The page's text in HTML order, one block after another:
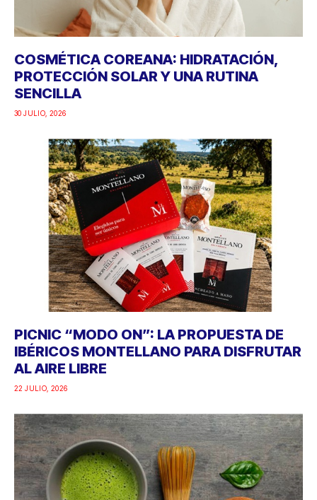
COSMÉTICA COREANA: HIDRATACIÓN,
PROTECCIÓN SOLAR Y UNA RUTINA
SENCILLA
30 JULIO, 2026
PICNIC “MODO ON”: LA PROPUESTA DE
IBÉRICOS MONTELLANO PARA DISFRUTAR
AL AIRE LIBRE
22 JULIO, 2026